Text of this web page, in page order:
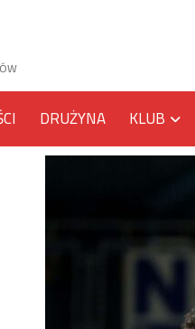
DRUŻYNA KLUB